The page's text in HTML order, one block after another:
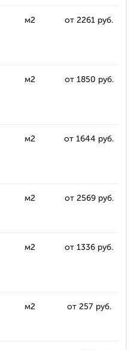
м2 от 2261 руб.
м2 от 1850 руб.
м2 от 1644 руб.
м2 от 2569 руб.
м2 от 1336 руб.
м2 от 257 руб.